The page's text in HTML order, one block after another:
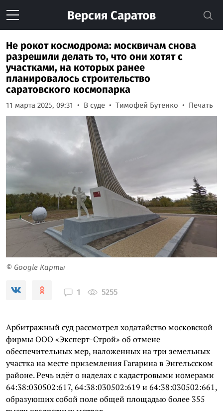
Версия Саратов
Не рокот космодрома: москвичам снова
разрешили делать то, что они хотят с
участками, на которых ранее
планировалось строительство
саратовского космопарка
11 марта 2025, 09:31 В суде Тимофей Бутенко Печать
© Google Карты
1 5255
Арбитражный суд рассмотрел ходатайство московской
фирмы ООО «Эксперт-Строй» об отмене
обеспечительных мер, наложенных на три земельных
участка на месте приземления Гагарина в Энгельсском
районе. Речь идёт о наделах с кадастровыми номерами
64:38:030502:617, 64:38:030502:619 и 64:38:030502:661,
образующих собой поле общей площадью более 355